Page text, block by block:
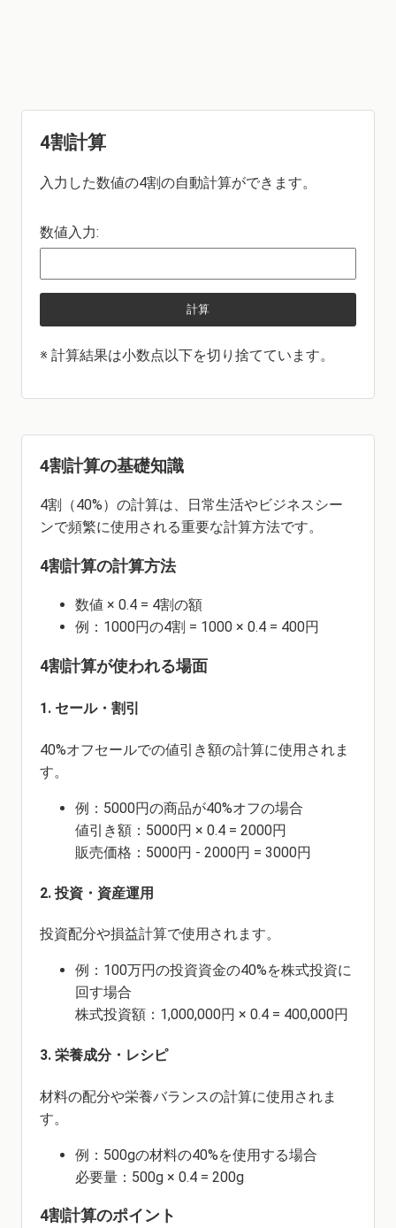
4割計算
入力した数値の4割の自動計算ができます。
数値入力:
計算
※ 計算結果は小数点以下を切り捨てています。
4割計算の基礎知識
4割（40%）の計算は、日常生活やビジネスシー
ンで頻繁に使用される重要な計算方法です。
4割計算の計算方法
数値 × 0.4 = 4割の額
例：1000円の4割 = 1000 × 0.4 = 400円
4割計算が使われる場面
1. セール・割引
40%オフセールでの値引き額の計算に使用されま
す。
例：5000円の商品が40%オフの場合
値引き額：5000円 × 0.4 = 2000円
販売価格：5000円 - 2000円 = 3000円
2. 投資・資産運用
投資配分や損益計算で使用されます。
例：100万円の投資資金の40%を株式投資に
回す場合
株式投資額：1,000,000円 × 0.4 = 400,000円
3. 栄養成分・レシピ
材料の配分や栄養バランスの計算に使用されま
す。
例：500gの材料の40%を使用する場合
必要量：500g × 0.4 = 200g
4割計算のポイント